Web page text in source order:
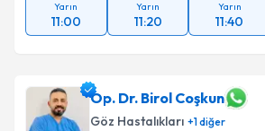
Yarın
11:00
Yarın
11:20
Yarın
11:40
Op. Dr. Birol Coşkun
Göz Hastalıkları +1diğer